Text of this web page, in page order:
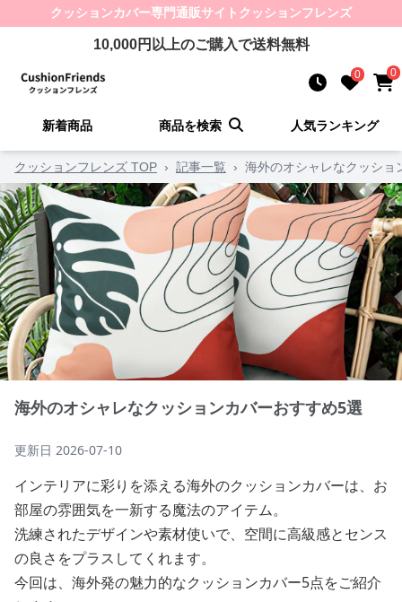
クッションカバー専門通販サイト クッションフレンズ
10,000円以上のご購入で送料無料
0 0
新着商品 商品を検索 人気ランキング
クッションフレンズ TOP › 記事一覧 › 海外のオシャレなクッショ
海外のオシャレなクッションカバーおすすめ5選
更新日 2026-07-10
インテリアに彩りを添える海外のクッションカバーは、お
部屋の雰囲気を一新する魔法のアイテム。
洗練されたデザインや素材使いで、空間に高級感とセンス
の良さをプラスしてくれます。
今回は、海外発の魅力的なクッションカバー5点をご紹介